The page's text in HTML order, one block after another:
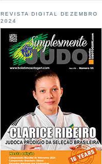
REVISTA DIGITAL DEZEMBRO
2024